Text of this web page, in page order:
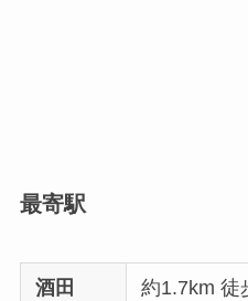
最寄駅
酒田 約1.7km 徒